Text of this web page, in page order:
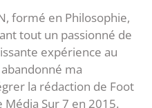
formé en Philosophie,
tout un passionné de
expérience au
ma
la rédaction de Foot
Sur 7 en 2015.